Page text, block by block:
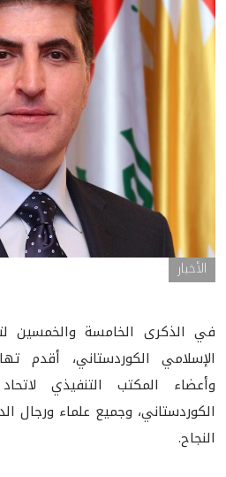
المعرض
الأخبار
في الذكرى الخامسة والخمسين
الإسلامي الكوردستاني، أقدم
وأعضاء المكتب التنفيذي
الكوردستاني، وجميع علماء ورجال
النجاح.